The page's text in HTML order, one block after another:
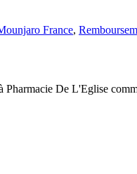
France,
Pharmacie De L'Eglise